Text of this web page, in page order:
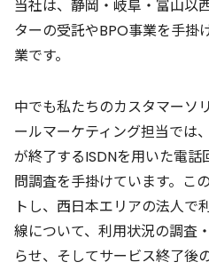
当社は、静岡・岐阜・富山以
ターの受託やBPO事業を手掛
業です。
中でも私たちのカスタマーソ
ールマーケティング担当では
が終了するISDNを用いた電
問調査を手掛けています。こ
トし、西日本エリアの法人で
線について、利用状況の調査
らせ、そしてサービス終了後